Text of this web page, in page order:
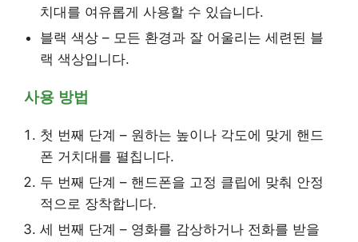
치대를 여유롭게 사용할 수 있습니다.
블랙 색상 – 모든 환경과 잘 어울리는 세련된 블
랙 색상입니다.
사용 방법
첫 번째 단계 – 원하는 높이나 각도에 맞게 핸드
폰 거치대를 펼칩니다.
두 번째 단계 – 핸드폰을 고정 클립에 맞춰 안정
적으로 장착합니다.
세 번째 단계 – 영화를 감상하거나 전화를 받을